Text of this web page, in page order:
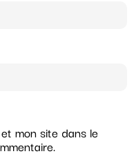
mon site dans le